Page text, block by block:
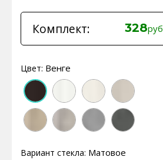
Комплект: 328руб
Цвет: Венге
Вариант стекла: Матовое